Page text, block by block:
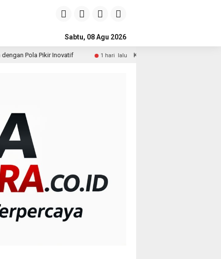
Sabtu, 08 Agu 2026
1 hari lalu Kepala DPMPTSP Deli Serdang Bantah Terlibat